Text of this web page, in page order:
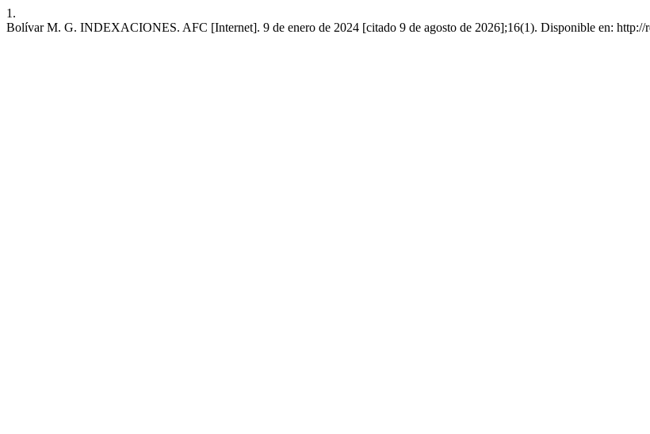
1.
Bolívar M. G. INDEXACIONES. AFC [Internet]. 9 de enero de 2024 [citado 9 de agosto de 2026];16(1). Disponible en: